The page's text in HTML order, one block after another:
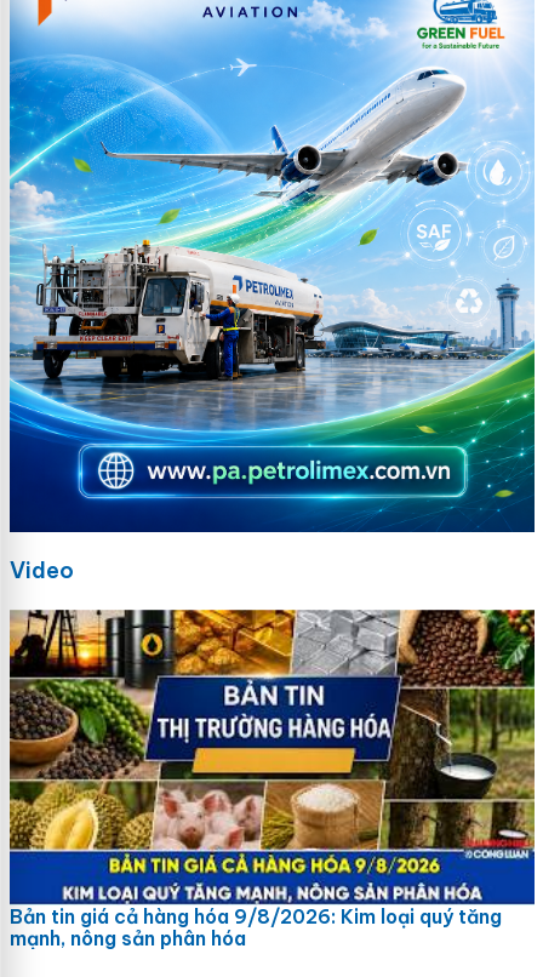
Video
Bản tin giá cả hàng hóa 9/8/2026: Kim loại quý tăng
mạnh, nông sản phân hóa